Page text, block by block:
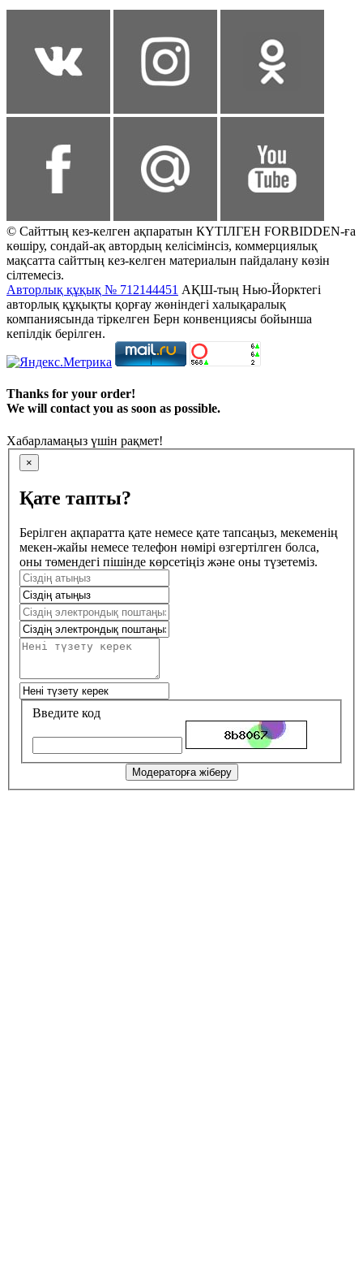
© Сайттың кез-келген ақпаратын КҮТІЛГЕН FORBIDDEN-ға
көшіру, сондай-ақ автордың келісімінсіз, коммерциялық
мақсатта сайттың кез-келген материалын пайдалану көзін
сілтемесіз.
Авторлық құқық № 712144451 АҚШ-тың Нью-Йорктегі
авторлық құқықты қорғау жөніндегі халықаралық
компаниясында тіркелген Берн конвенциясы бойынша
кепілдік берілген.
Thanks for your order!
We will contact you as soon as possible.
Хабарламаңыз үшін рақмет!
×
Қате тапты?
Берілген ақпаратта қате немесе қате тапсаңыз, мекеменің
мекен-жайы немесе телефон нөмірі өзгертілген болса,
оны төмендегі пішінде көрсетіңіз және оны түзетеміз.
Введите код
Модераторға жіберу